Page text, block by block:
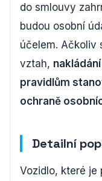
do smlouvy
budou osobní
účelem. Ačkoliv
vztah,
pravidlům
ochraně
Detailní
Vozidlo, které je